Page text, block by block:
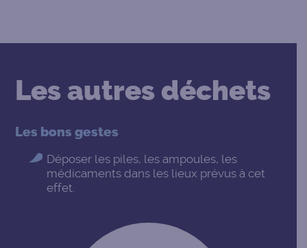
Les autres déchets
Les bons gestes
Déposer les piles, les ampoules, les
médicaments dans les lieux prévus à cet
effet.